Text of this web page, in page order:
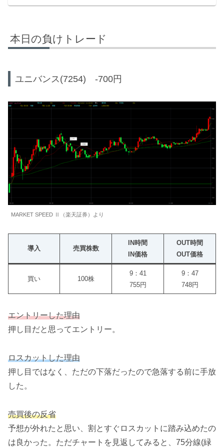
本日の負けトレード
ユニバンス(7254) -700円
MARKET SPEED Ⅱ（楽天証券）より
導入 売買株数
IN時間
IN価格
OUT時間
OUT価格
買い 100株
9：41
755円
9：47
748円
エントリーした理由
押し目だと思ってエントリー。
ロスカットした理由
押し目ではなく、ただの下落だったので急落する前に手放
した。
売買後の反省
予想が外れたと思い、割とすぐロスカットに踏み込めたの
は良かった。ただチャートを見返してみると、75分線(緑